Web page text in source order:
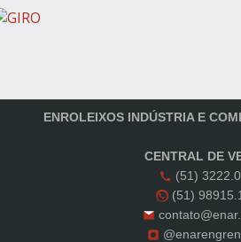
ENROLEIXOS INDÚSTRIA E
CENTRAL DE
(51)
(51)